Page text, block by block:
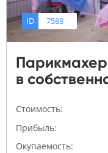
ID 7588
в
Стоимость:
Прибыль:
Окупаемость: